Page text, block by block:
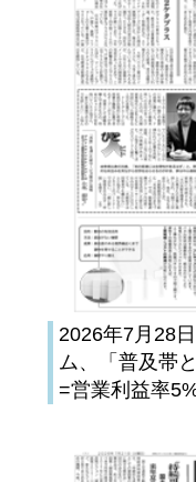
2026年7月28
ム、「普及帯
=営業利益率